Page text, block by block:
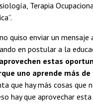
Terapia
quiso enviar un mensaje
en postular a la
aprovechen estas
uno aprende más
que hay más cosas que
hay que aprovechar